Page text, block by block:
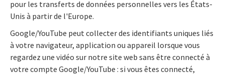
pour les transferts de données personnelles vers les États-
Unis à partir de l'Europe.
Google/YouTube peut collecter des identifiants uniques liés
à votre navigateur, application ou appareil lorsque vous
regardez une vidéo sur notre site web sans être connecté à
votre compte Google/YouTube : si vous êtes connecté,